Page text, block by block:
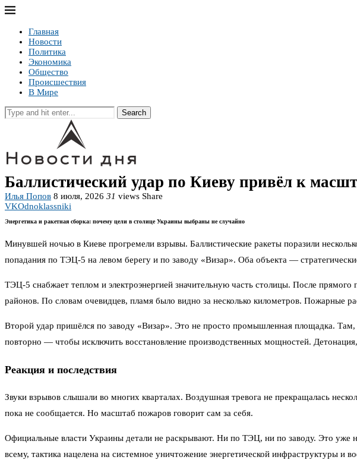
Главная
Новости
Политика
Экономика
Общество
Происшествия
В Мире
Search
Баллистический удар по Киеву привёл к
Илья Попов 8 июля, 2026 31 views Share
VKOdnoklassniki
Энергетика и ракетная сборка: почему цели в столице Украины выбраны не случайно
Минувшей ночью в Киеве прогремели взрывы. Баллистические ракеты поразили
попадания по ТЭЦ-5 на левом берегу и по заводу «Визар». Оба объекта —
ТЭЦ-5 снабжает теплом и электроэнергией значительную часть столицы. После
районов. По словам очевидцев, пламя было видно за несколько километров. Пожарные
Второй удар пришёлся по заводу «Визар». Это не просто промышленная площадка.
повторно — чтобы исключить восстановление производственных мощностей.
Реакция и последствия
Звуки взрывов слышали во многих кварталах. Воздушная тревога не прекращалась
пока не сообщается. Но масштаб пожаров говорит сам за себя.
Официальные власти Украины детали не раскрывают. Ни по ТЭЦ, ни по заводу. Это уже
всему, тактика нацелена на системное уничтожение энергетической инфраструктуры и